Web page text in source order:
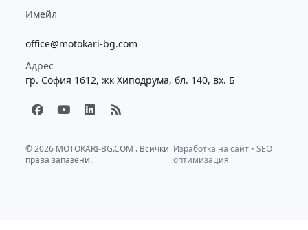
Имейл
office@motokari-bg.com
Адрес
гр. София 1612, жк Хиподрума, бл. 140, вх. Б
F
a
c
b
o
Y
o
u
u
b
L
i
n
e
d
R
s
s
© 2026 MOTOKARI-BG.COM . Всички
права запазени.
Изработка на сайт •SEO
оптимизация